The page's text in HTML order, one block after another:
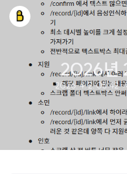
2026년
2026. 4. 2. 05:42·